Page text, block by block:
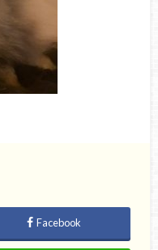
Facebook